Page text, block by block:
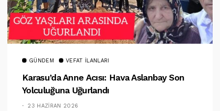
GÜNDEM VEFAT İLANLARI
Karasu’da Anne Acısı: Hava Aslanbay Son
Yolculuğuna Uğurlandı
23 HAZIRAN 2026